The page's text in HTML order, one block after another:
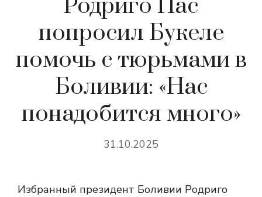
Родриго Пас
попросил Букеле
помочь с тюрьмами в
Боливии: «Нас
понадобится много»
31.10.2025
Избранный президент Боливии Родриго